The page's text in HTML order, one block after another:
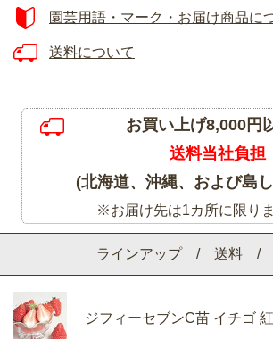
ラインアップ / 送料 /
ジフィーセブンC苗 イチゴ
園芸用語・マーク・お届け商品に
送料について
お買い上げ8,000円
送料当社負担
(北海道、沖縄、および島
※お届け先は1カ所に限りま